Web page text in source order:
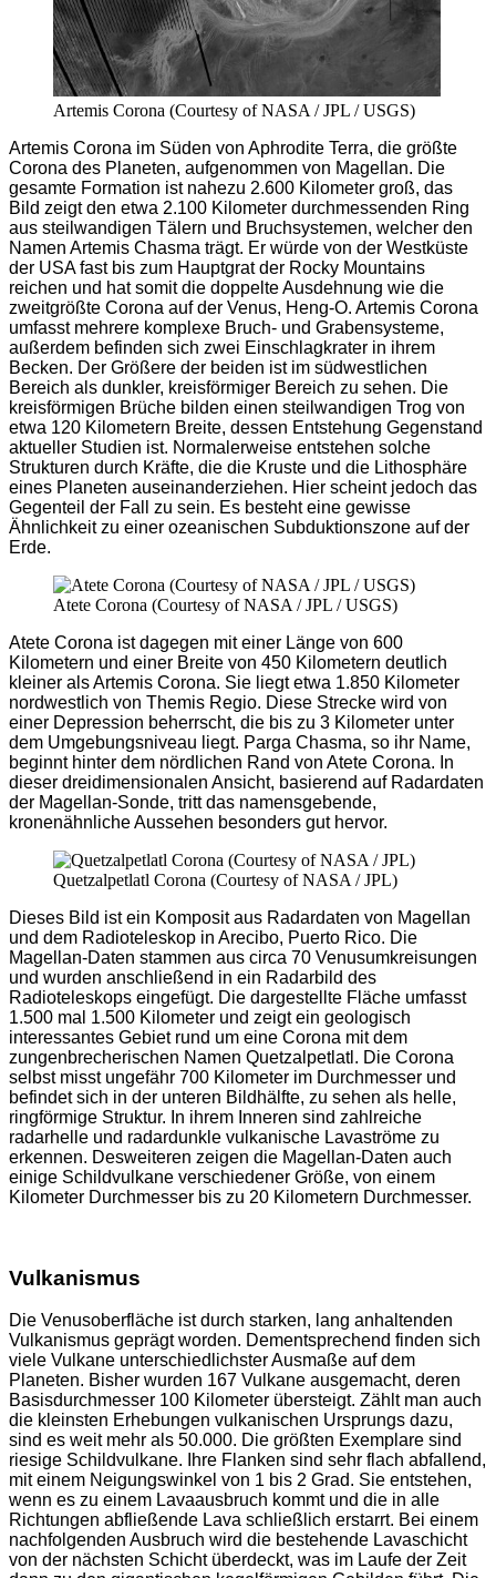
Artemis Corona (Courtesy of NASA / JPL / USGS)
Artemis Corona im Süden von Aphrodite Terra, die größte
Corona des Planeten, aufgenommen von Magellan. Die
gesamte Formation ist nahezu 2.600 Kilometer groß, das
Bild zeigt den etwa 2.100 Kilometer durchmessenden Ring
aus steilwandigen Tälern und Bruchsystemen, welcher den
Namen Artemis Chasma trägt. Er würde von der Westküste
der USA fast bis zum Hauptgrat der Rocky Mountains
reichen und hat somit die doppelte Ausdehnung wie die
zweitgrößte Corona auf der Venus, Heng-O. Artemis Corona
umfasst mehrere komplexe Bruch- und Grabensysteme,
außerdem befinden sich zwei Einschlagkrater in ihrem
Becken. Der Größere der beiden ist im südwestlichen
Bereich als dunkler, kreisförmiger Bereich zu sehen. Die
kreisförmigen Brüche bilden einen steilwandigen Trog von
etwa 120 Kilometern Breite, dessen Entstehung Gegenstand
aktueller Studien ist. Normalerweise entstehen solche
Strukturen durch Kräfte, die die Kruste und die Lithosphäre
eines Planeten auseinanderziehen. Hier scheint jedoch das
Gegenteil der Fall zu sein. Es besteht eine gewisse
Ähnlichkeit zu einer ozeanischen Subduktionszone auf der
Erde.
Atete Corona (Courtesy of NASA / JPL / USGS)
Atete Corona ist dagegen mit einer Länge von 600
Kilometern und einer Breite von 450 Kilometern deutlich
kleiner als Artemis Corona. Sie liegt etwa 1.850 Kilometer
nordwestlich von Themis Regio. Diese Strecke wird von
einer Depression beherrscht, die bis zu 3 Kilometer unter
dem Umgebungsniveau liegt. Parga Chasma, so ihr Name,
beginnt hinter dem nördlichen Rand von Atete Corona. In
dieser dreidimensionalen Ansicht, basierend auf Radardaten
der Magellan-Sonde, tritt das namensgebende,
kronenähnliche Aussehen besonders gut hervor.
Quetzalpetlatl Corona (Courtesy of NASA / JPL)
Dieses Bild ist ein Komposit aus Radardaten von Magellan
und dem Radioteleskop in Arecibo, Puerto Rico. Die
Magellan-Daten stammen aus circa 70 Venusumkreisungen
und wurden anschließend in ein Radarbild des
Radioteleskops eingefügt. Die dargestellte Fläche umfasst
1.500 mal 1.500 Kilometer und zeigt ein geologisch
interessantes Gebiet rund um eine Corona mit dem
zungenbrecherischen Namen Quetzalpetlatl. Die Corona
selbst misst ungefähr 700 Kilometer im Durchmesser und
befindet sich in der unteren Bildhälfte, zu sehen als helle,
ringförmige Struktur. In ihrem Inneren sind zahlreiche
radarhelle und radardunkle vulkanische Lavaströme zu
erkennen. Desweiteren zeigen die Magellan-Daten auch
einige Schildvulkane verschiedener Größe, von einem
Kilometer Durchmesser bis zu 20 Kilometern Durchmesser.
Vulkanismus
Die Venusoberfläche ist durch starken, lang anhaltenden
Vulkanismus geprägt worden. Dementsprechend finden sich
viele Vulkane unterschiedlichster Ausmaße auf dem
Planeten. Bisher wurden 167 Vulkane ausgemacht, deren
Basisdurchmesser 100 Kilometer übersteigt. Zählt man auch
die kleinsten Erhebungen vulkanischen Ursprungs dazu,
sind es weit mehr als 50.000. Die größten Exemplare sind
riesige Schildvulkane. Ihre Flanken sind sehr flach abfallend,
mit einem Neigungswinkel von 1 bis 2 Grad. Sie entstehen,
wenn es zu einem Lavaausbruch kommt und die in alle
Richtungen abfließende Lava schließlich erstarrt. Bei einem
nachfolgenden Ausbruch wird die bestehende Lavaschicht
von der nächsten Schicht überdeckt, was im Laufe der Zeit